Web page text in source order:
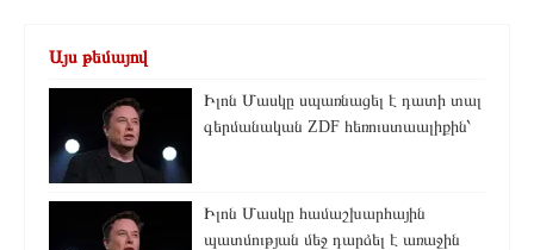
Այս թեմայով
Իլոն Մասկը սպառնացել է դատի տալ
գերմանական ZDF հեռուստաալիքին՝
Իլոն Մասկը համաշխարհային
պատմության մեջ դարձել է առաջին